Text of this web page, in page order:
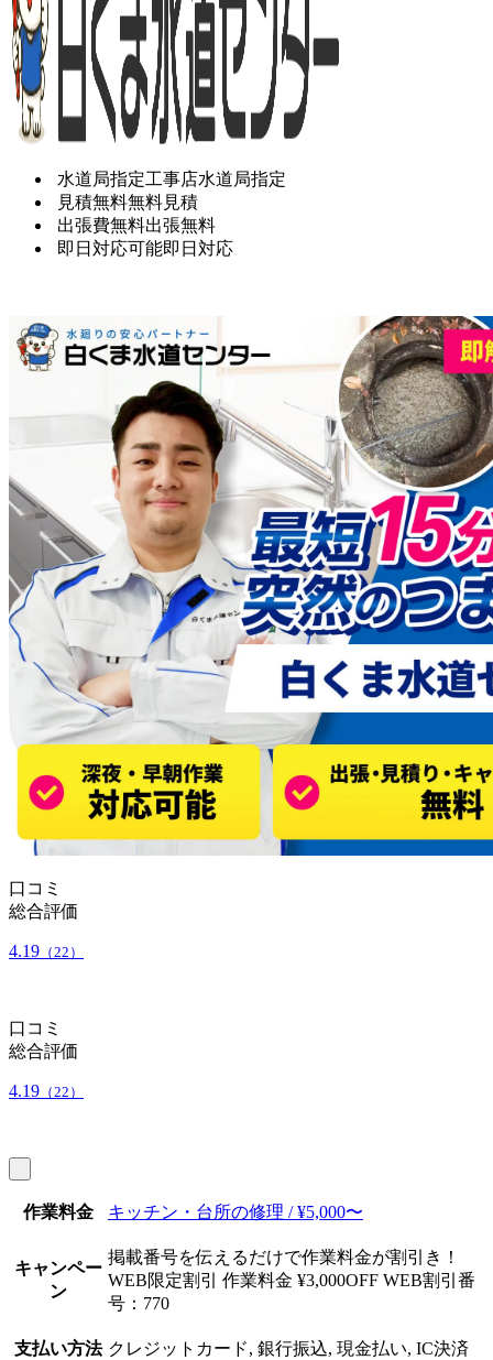
水道局指定工事店水道局指定
見積無料無料見積
出張費無料出張無料
即日対応可能即日対応
口コミ
総合評価
4.19 （22）
口コミ
総合評価
4.19 （22）
作業料金 キッチン・台所の修理 / ¥5,000〜
キャンペー
ン
掲載番号を伝えるだけで作業料金が割引き！
WEB限定割引 作業料金 ¥3,000OFF WEB割引番
号：770
支払い方法 クレジットカード, 銀行振込, 現金払い, IC決済